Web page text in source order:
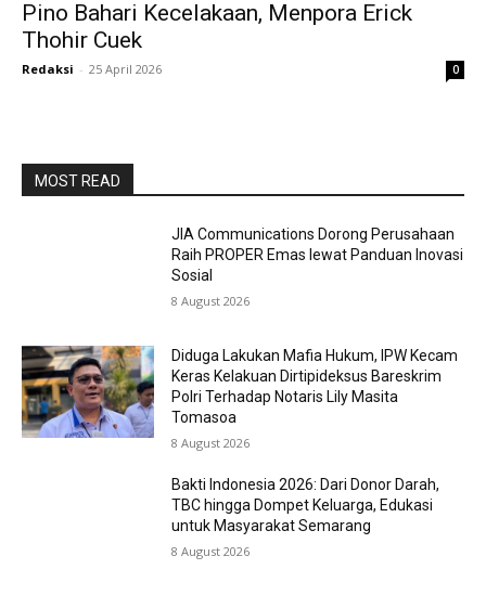
Pino Bahari Kecelakaan, Menpora Erick
Thohir Cuek
Redaksi - 25 April 2026 0
MOST READ
JIA Communications Dorong Perusahaan
Raih PROPER Emas lewat Panduan Inovasi
Sosial
8 August 2026
Diduga Lakukan Mafia Hukum, IPW Kecam
Keras Kelakuan Dirtipideksus Bareskrim
Polri Terhadap Notaris Lily Masita
Tomasoa
8 August 2026
Bakti Indonesia 2026: Dari Donor Darah,
TBC hingga Dompet Keluarga, Edukasi
untuk Masyarakat Semarang
8 August 2026